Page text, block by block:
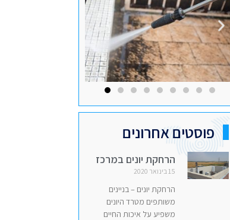
פוסטים אחרונים
הרחקת יונים במרכז
15 בינואר 2020
הרחקת יונים – בניינים
משותפים מטרד היונים
משפיע על איכות החיים